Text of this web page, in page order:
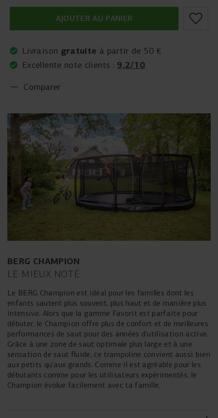
BERG CHAMPION
LE MIEUX NOTÉ
Le BERG Champion est idéal pour les familles dont les
enfants sautent plus souvent, plus haut et de manière plus
intensive. Alors que la gamme Favorit est parfaite pour
débuter, le Champion offre plus de confort et de meilleures
performances de saut pour des années d’utilisation active.
Grâce à une zone de saut optimale plus large et à une
sensation de saut fluide, ce trampoline convient aussi bien
aux petits qu’aux grands. Comme il est agréable pour les
débutants comme pour les utilisateurs expérimentés, le
Champion évolue facilement avec ta famille.
AJOUTER AU PANIER
Livraison gratuite à partir de 50 €
Excellente note clients : 9,2/10
Comparer